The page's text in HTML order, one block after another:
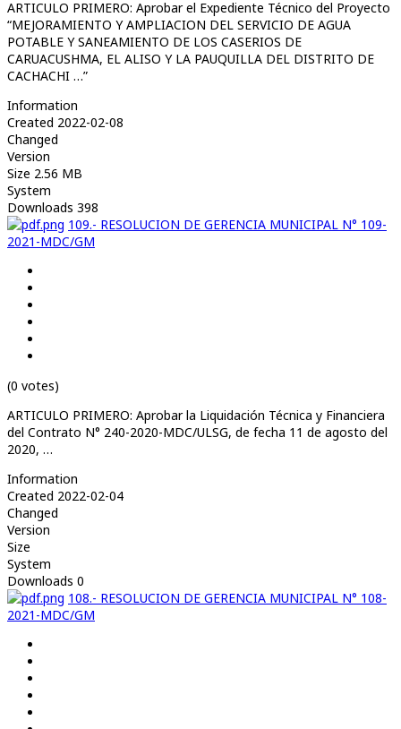
ARTICULO PRIMERO: Aprobar el Expediente Técnico del Proyecto
“MEJORAMIENTO Y AMPLIACION DEL SERVICIO DE AGUA
POTABLE Y SANEAMIENTO DE LOS CASERIOS DE
CARUACUSHMA, EL ALISO Y LA PAUQUILLA DEL DISTRITO DE
CACHACHI …”
Information
Created 2022-02-08
Changed
Version
Size 2.56 MB
System
Downloads 398
109.- RESOLUCION DE GERENCIA MUNICIPAL N° 109-
2021-MDC/GM
(0 votes)
ARTICULO PRIMERO: Aprobar la Liquidación Técnica y Financiera
del Contrato N° 240-2020-MDC/ULSG, de fecha 11 de agosto del
2020, …
Information
Created 2022-02-04
Changed
Version
Size
System
Downloads 0
108.- RESOLUCION DE GERENCIA MUNICIPAL N° 108-
2021-MDC/GM